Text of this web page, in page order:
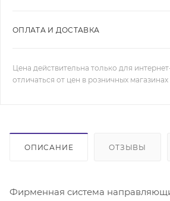
ОПЛАТА И ДОСТАВКА
Цена действительна только для
отличаться от цен в розничных магазинах
ОПИСАНИЕ ОТЗЫВЫ
Фирменная система